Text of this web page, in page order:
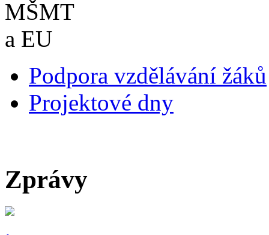
Podpora vzdělávání žáků
Projektové dny
Zprávy